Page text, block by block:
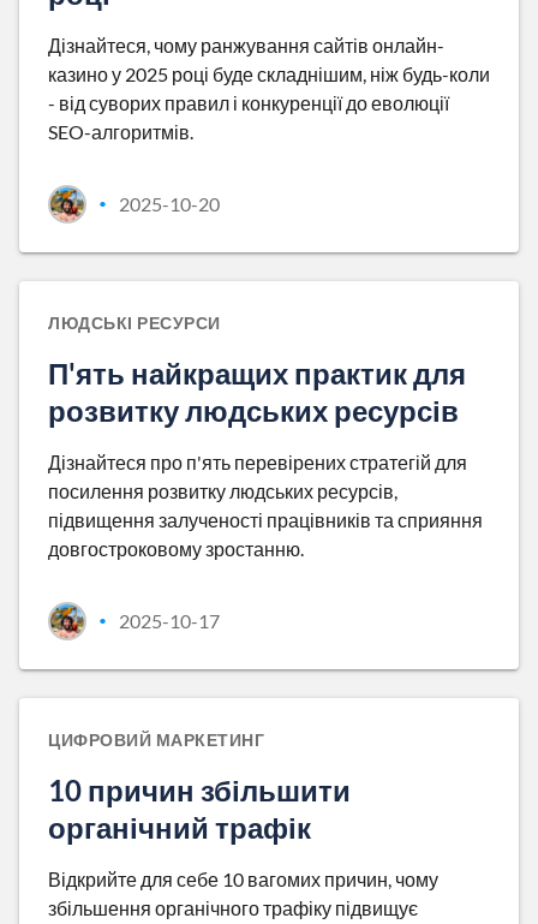
Дізнайтеся, чому ранжування сайтів онлайн-
казино у 2025 році буде складнішим, ніж будь-коли
- від суворих правил і конкуренції до еволюції
SEO-алгоритмів.
• 2025-10-20
ЛЮДСЬКІ РЕСУРСИ
П'ять найкращих практик для
розвитку людських ресурсів
Дізнайтеся про п'ять перевірених стратегій для
посилення розвитку людських ресурсів,
підвищення залученості працівників та сприяння
довгостроковому зростанню.
• 2025-10-17
ЦИФРОВИЙ МАРКЕТИНГ
10 причин збільшити
органічний трафік
Відкрийте для себе 10 вагомих причин, чому
збільшення органічного трафіку підвищує